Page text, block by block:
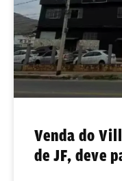
Venda do
de JF, deve